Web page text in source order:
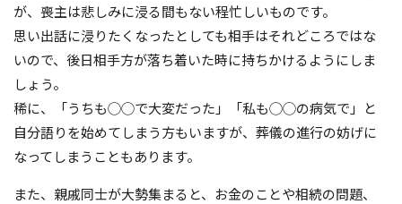
が、喪主は悲しみに浸る間もない程忙しいものです。
思い出話に浸りたくなったとしても相手はそれどころではな
いので、後日相手方が落ち着いた時に持ちかけるようにしま
しょう。
稀に、「うちも◯◯で大変だった」「私も◯◯の病気で」と
自分語りを始めてしまう方もいますが、葬儀の進行の妨げに
なってしまうこともあります。
また、親戚同士が大勢集まると、お金のことや相続の問題、